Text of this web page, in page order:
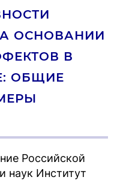
ОСНОВАНИИ
В
ОБЩИЕ
Российской
наук Институт